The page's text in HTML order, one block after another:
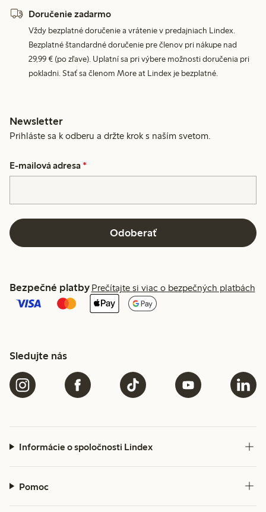
Doručenie zadarmo
Vždy bezplatné doručenie a vrátenie v predajniach Lindex.
Bezplatné štandardné doručenie pre členov pri nákupe nad
29,99 € (po zľave). Uplatní sa pri výbere možnosti doručenia pri
pokladni. Stať sa členom More at Lindex je bezplatné.
Newsletter
Prihláste sa k odberu a držte krok s naším svetom.
E-mailová adresa *
Odoberať
Bezpečné platby Prečítajte si viac o bezpečných platbách
Sledujte nás
Informácie o spoločnosti Lindex
Pomoc